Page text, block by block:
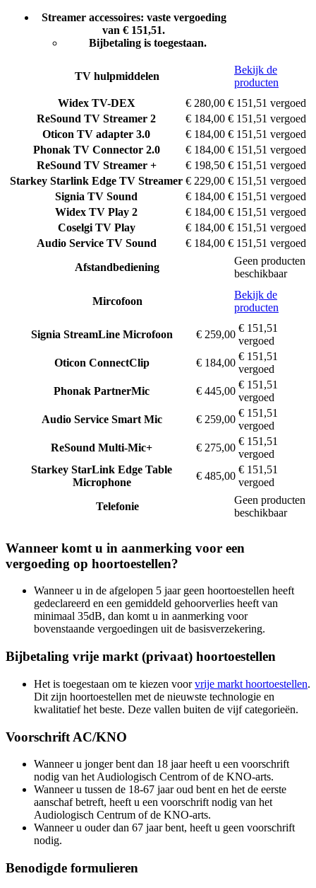
Streamer accessoires: vaste vergoeding
van € 151,51.
Bijbetaling is toegestaan.
TV hulpmiddelen
Bekijk de
producten
Widex TV-DEX € 280,00 € 151,51 vergoed
ReSound TV Streamer 2 € 184,00 € 151,51 vergoed
Oticon TV adapter 3.0 € 184,00 € 151,51 vergoed
Phonak TV Connector 2.0 € 184,00 € 151,51 vergoed
ReSound TV Streamer + € 198,50 € 151,51 vergoed
Starkey Starlink Edge TV Streamer € 229,00 € 151,51 vergoed
Signia TV Sound € 184,00 € 151,51 vergoed
Widex TV Play 2 € 184,00 € 151,51 vergoed
Coselgi TV Play € 184,00 € 151,51 vergoed
Audio Service TV Sound € 184,00 € 151,51 vergoed
Afstandbediening
Geen producten
beschikbaar
Mircofoon
Bekijk de
producten
Signia StreamLine Microfoon € 259,00
€ 151,51
vergoed
Oticon ConnectClip € 184,00
€ 151,51
vergoed
Phonak PartnerMic € 445,00
€ 151,51
vergoed
Audio Service Smart Mic € 259,00
€ 151,51
vergoed
ReSound Multi-Mic+ € 275,00
€ 151,51
vergoed
Starkey StarLink Edge Table
Microphone
€ 485,00
€ 151,51
vergoed
Telefonie
Geen producten
beschikbaar
Wanneer komt u in aanmerking voor een
vergoeding op hoortoestellen?
Wanneer u in de afgelopen 5 jaar geen hoortoestellen heeft
gedeclareerd en een gemiddeld gehoorverlies heeft van
minimaal 35dB, dan komt u in aanmerking voor
bovenstaande vergoedingen uit de basisverzekering.
Bijbetaling vrije markt (privaat) hoortoestellen
Het is toegestaan om te kiezen voorvrije markt hoortoestellen.
Dit zijn hoortoestellen met de nieuwste technologie en
kwalitatief het beste. Deze vallen buiten de vijf categorieën.
Voorschrift AC/KNO
Wanneer u jonger bent dan 18 jaar heeft u een voorschrift
nodig van het Audiologisch Centrom of de KNO-arts.
Wanneer u tussen de 18-67 jaar oud bent en het de eerste
aanschaf betreft, heeft u een voorschrift nodig van het
Audiologisch Centrum of de KNO-arts.
Wanneer u ouder dan 67 jaar bent, heeft u geen voorschrift
nodig.
Benodigde formulieren